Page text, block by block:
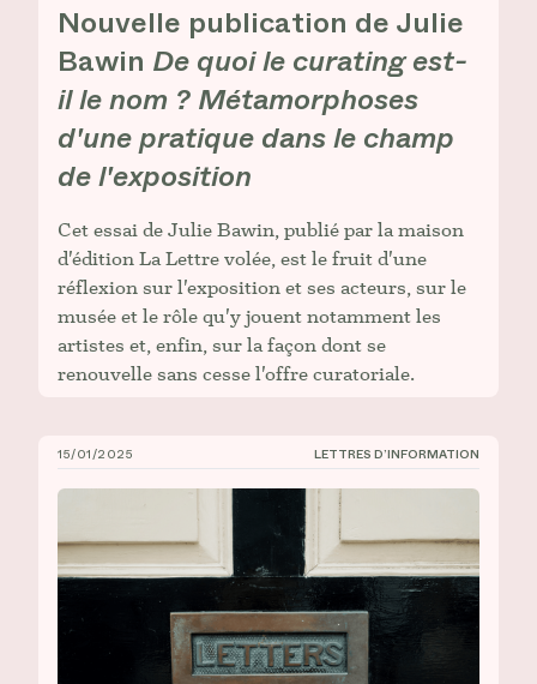
Nouvelle publication de Julie
Bawin De quoi le curating est-
il le nom ? Métamorphoses
d'une pratique dans le champ
de l'exposition
Cet essai de Julie Bawin, publié par la maison
d'édition La Lettre volée, est le fruit d'une
réflexion sur l'exposition et ses acteurs, sur le
musée et le rôle qu'y jouent notamment les
artistes et, enfin, sur la façon dont se
renouvelle sans cesse l'offre curatoriale.
CIÉCO, Lettre d’information n° 6
15/01/2025 LETTRES D’INFORMATION